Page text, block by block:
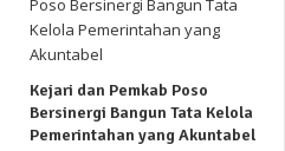
Kejari dan Pemkab Poso
Bersinergi Bangun Tata Kelola
Pemerintahan yang Akuntabel